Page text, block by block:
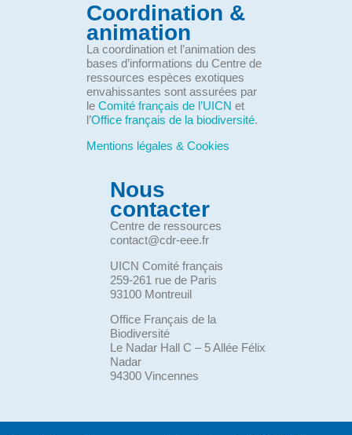
Coordination &
animation
La coordination et l’animation des
bases d’informations du Centre de
ressources espèces exotiques
envahissantes sont assurées par
le Comité français de l’UICN et
l’Office français de la biodiversité.
Mentions légales & Cookies
Nous
contacter
Centre de ressources
contact@cdr-eee.fr
UICN Comité français
259-261 rue de Paris
93100 Montreuil
Office Français de la
Biodiversité
Le Nadar Hall C – 5 Allée Félix
Nadar
94300 Vincennes